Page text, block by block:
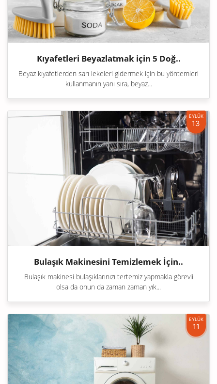
Kıyafetleri Beyazlatmak için 5 Doğ..
Beyaz kıyafetlerden sarı lekeleri gidermek için bu yöntemleri
kullanmanın yanı sıra, beyaz...
EYLÜK
13
Bulaşık Makinesini Temizlemek İçin..
Bulaşık makinesi bulaşıklarınızı tertemiz yapmakla görevli
olsa da onun da zaman zaman yık...
EYLÜK
11